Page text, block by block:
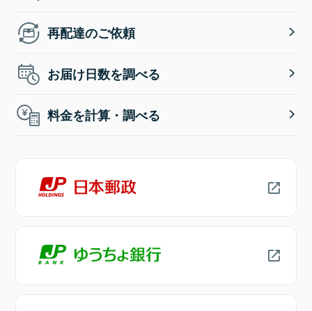
再配達のご依頼
お届け日数を調べる
料金を計算・調べる